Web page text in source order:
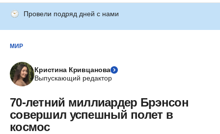
Провели подряд дней с нами
МИР
Кристина Кривцанова
Выпускающий редактор
70-летний миллиардер Брэнсон
совершил успешный полет в
космос